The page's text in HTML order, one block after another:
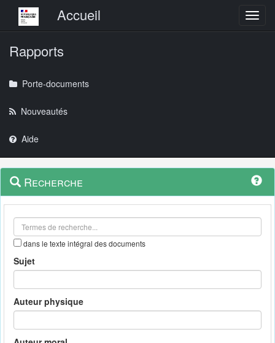
Menu principalAccueil
Rapports
Porte-documents
Nouveautés
Aide
Navigation
outils
Menu
contextuel
Recherche
dans le texte intégral des documents
Sujet
Auteur physique